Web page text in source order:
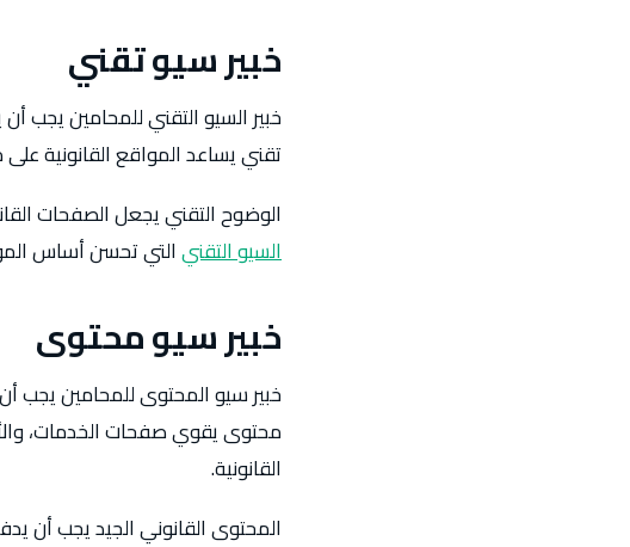
خبير سيو تقني
خبير السيو التقني للمحامين يجب
تقني يساعد المواقع القانونية
الوضوح التقني يجعل الصفحات
السيو التقنيالتي تحسن أساس
خبير سيو محتوى
خبير سيو المحتوى للمحامين يجب
محتوى يقوي صفحات الخدمات،
القانونية.
المحتوى القانوني الجيد يجب أن